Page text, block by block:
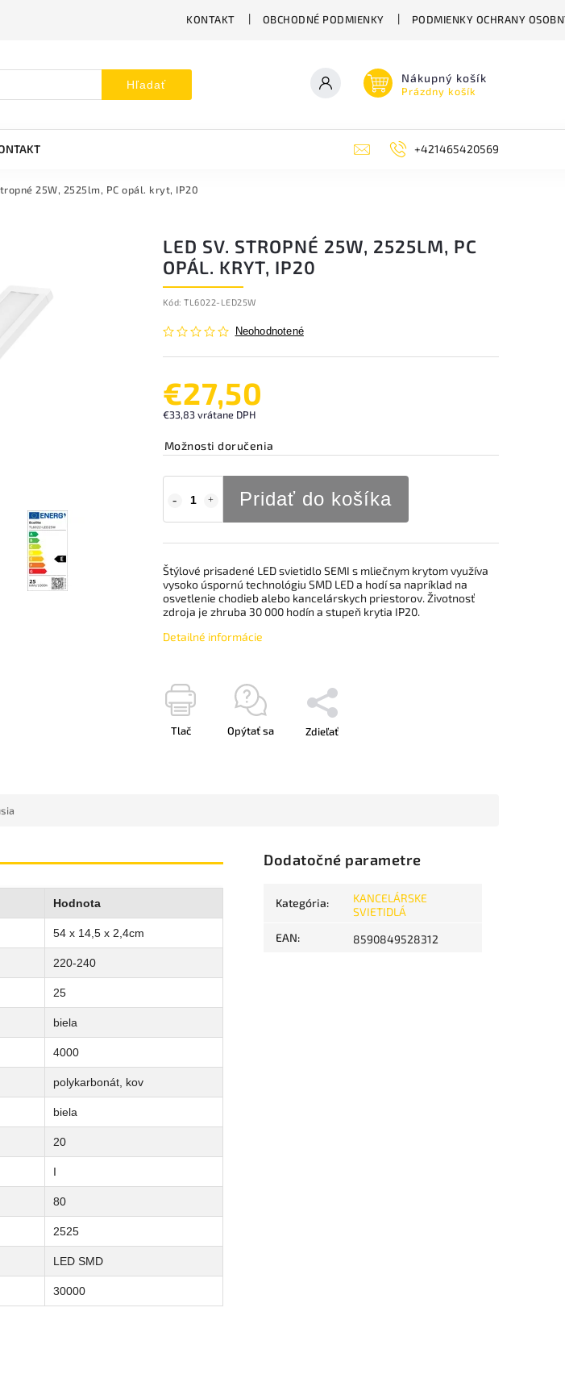
KONTAKT OBCHODNÉ PODMIENKY PODMIENKY OCHRANY
Hľadať Nákupný košík
Prázdny košík
+421465420569
25W, 2525lm, PC opál. kryt, IP20
LED SV. STROPNÉ 25W, 2525LM, PC
OPÁL. KRYT, IP20
Kód: TL6022-LED25W
Neohodnotené
€27,50
€33,83 vrátane DPH
Možnosti doručenia
Pridať do košíka
Štýlové prisadené LED svietidlo SEMI s mliečnym krytom využíva
vysoko úspornú technológiu SMD LED a hodí sa napríklad na
osvetlenie chodieb alebo kancelárskych priestorov. Životnosť
zdroja je zhruba 30 000 hodín a stupeň krytia IP20.
Detailné informácie
Tlač Opýtať sa Zdieľať
Hodnota
54 x 14,5 x 2,4cm
220-240
25
biela
4000
polykarbonát, kov
biela
20
I
80
2525
LED SMD
30000
Dodatočné parametre
Kategória:
KANCELÁRSKE
SVIETIDLÁ
EAN: 8590849528312